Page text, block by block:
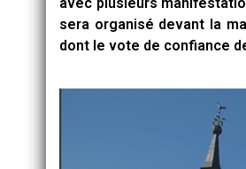
sera organisé devant la
dont le vote de confiance